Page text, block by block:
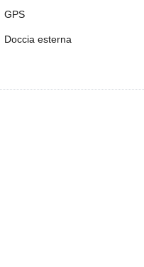
GPS
Doccia esterna